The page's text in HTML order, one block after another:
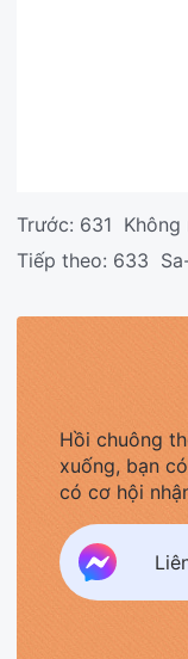
Trước: 631 Không
Tiếp theo: 633
Hồi chuông
xuống, bạn
có cơ hội